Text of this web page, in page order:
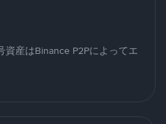
資産はBinance P2Pによってエ